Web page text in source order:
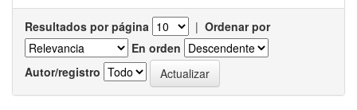
Resultados por página | Ordenar por
En orden
Autor/registro